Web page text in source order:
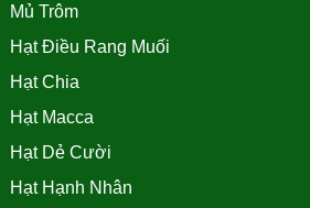
Mủ Trôm
Hạt Điều Rang Muối
Hạt Chia
Hạt Macca
Hạt Dẻ Cười
Hạt Hạnh Nhân